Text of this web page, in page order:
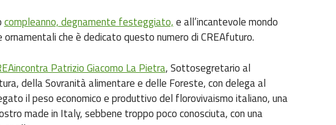
compleanno, degnamente festeggiato,e all’incantevole mondo
che è dedicato questo numero di CREAfuturo.
Patrizio Giacomo La Pietra, Sottosegretario al
della Sovranità alimentare e delle Foreste, con delega al
il peso economico e produttivo del florovivaismo italiano, una
made in Italy, sebbene troppo poco conosciuta, con una